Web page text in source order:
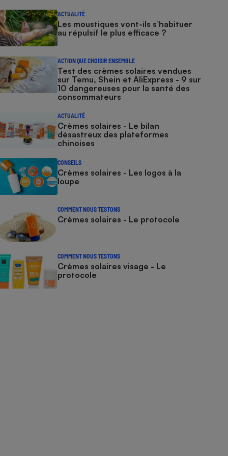
ACTUALITÉ
Les moustiques vont-ils s’habituer
au répulsif le plus efficace ?
ACTION QUE CHOISIR ENSEMBLE
Test des crèmes solaires vendues
sur Temu, Shein et AliExpress - 9 sur
10 dangereuses pour la santé des
consommateurs
ACTUALITÉ
Crèmes solaires - Le bilan
désastreux des plateformes
chinoises
CONSEILS
Crèmes solaires - Les logos à la
loupe
COMMENT NOUS TESTONS
Crèmes solaires - Le protocole
COMMENT NOUS TESTONS
Crèmes solaires visage - Le
protocole